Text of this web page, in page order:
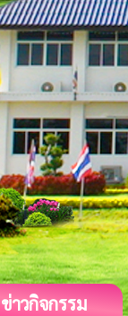
ข่าวกิจกรรม